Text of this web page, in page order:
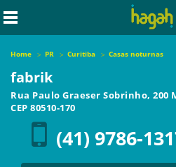
Home PR Curitiba Casas noturnas
fabrik
Rua Paulo Graeser Sobrinho, 200
CEP 80510-170
(41) 9786-